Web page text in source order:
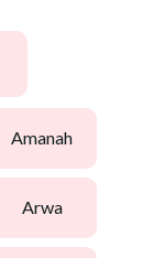
amanah
arwa